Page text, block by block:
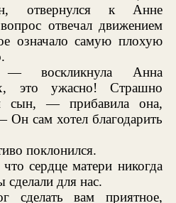
отвернулся к Анне
отвечал движением
означало самую плохую
воскликнула Анна
это ужасно! Страшно
сын, — прибавила она,
Он сам хотел благодарить
поклонился.
сердце матери никогда
сделали для нас.
сделать вам приятное,